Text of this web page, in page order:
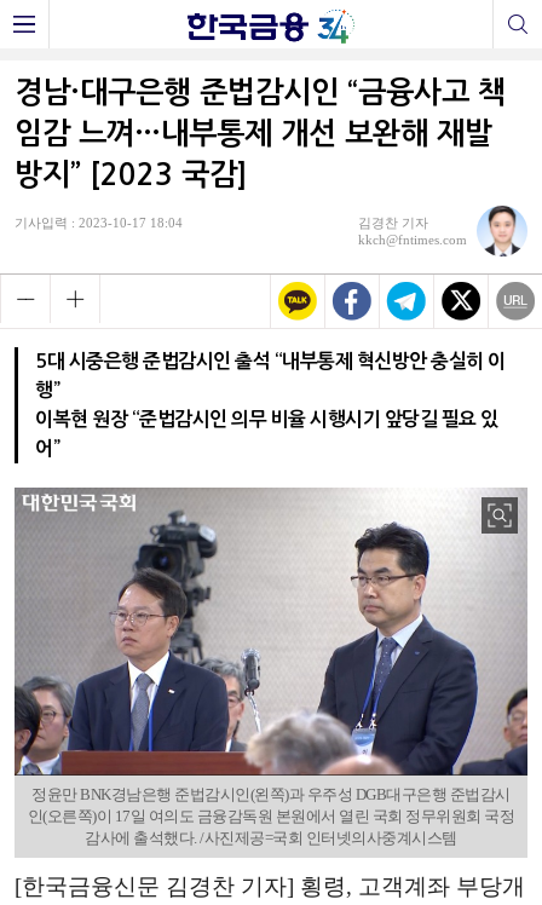
경남·대구은행 준법감시인 “금융사고 책
임감 느껴…내부통제 개선 보완해 재발
방지” [2023 국감]
기사입력 : 2023-10-17 18:04
김경찬 기자
kkch@fntimes.com
5대 시중은행 준법감시인 출석 “내부통제 혁신방안 충실히 이
행”
이복현 원장 “준법감시인 의무 비율 시행시기 앞당길 필요 있
어”
정윤만 BNK경남은행 준법감시인(왼쪽)과 우주성 DGB대구은행 준법감시
인(오른쪽)이 17일 여의도 금융감독원 본원에서 열린 국회 정무위원회 국정
감사에 출석했다. /사진제공=국회 인터넷의사중계시스템
[한국금융신문 김경찬 기자] 횡령, 고객계좌 부당개